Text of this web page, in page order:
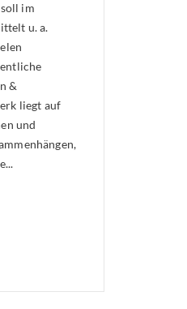
im
u. a.
&
liegt auf
und